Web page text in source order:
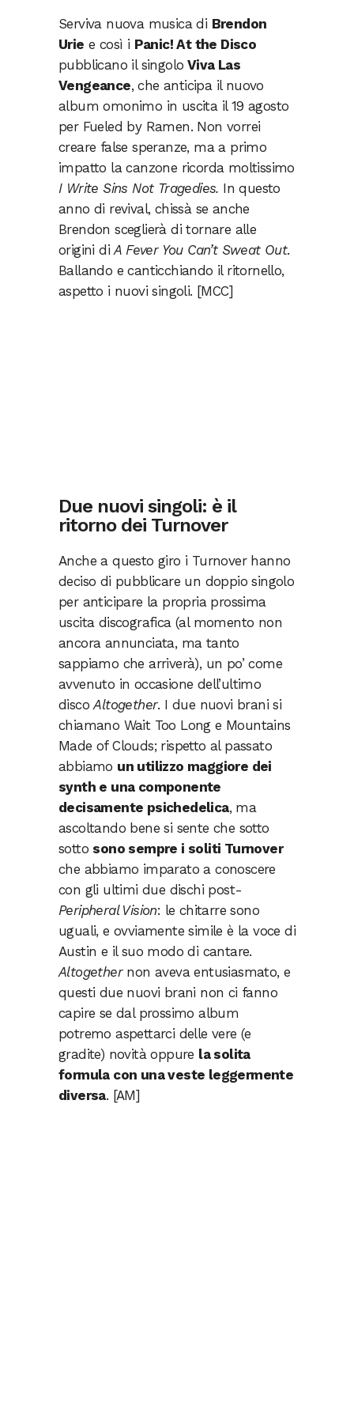
Serviva nuova musica di Brendon
Urie e così i Panic! At the Disco
pubblicano il singolo Viva Las
Vengeance, che anticipa il nuovo
album omonimo in uscita il 19 agosto
per Fueled by Ramen. Non vorrei
creare false speranze, ma a primo
impatto la canzone ricorda moltissimo
I Write Sins Not Tragedies. In questo
anno di revival, chissà se anche
Brendon sceglierà di tornare alle
origini diA Fever You Can’t Sweat Out.
Ballando e canticchiando il ritornello,
aspetto i nuovi singoli. [MCC]
Due nuovi singoli: è il
ritorno dei Turnover
Anche a questo giro i Turnover hanno
deciso di pubblicare un doppio singolo
per anticipare la propria prossima
uscita discografica (al momento non
ancora annunciata, ma tanto
sappiamo che arriverà), un po’ come
avvenuto in occasione dell’ultimo
discoAltogether. I due nuovi brani si
chiamano Wait Too Long e Mountains
Made of Clouds; rispetto al passato
abbiamo un utilizzo maggiore dei
synth e una componente
decisamente psichedelica, ma
ascoltando bene si sente che sotto
sotto sono sempre i soliti Turnover
che abbiamo imparato a conoscere
con gli ultimi due dischi post-
Peripheral Vision: le chitarre sono
uguali, e ovviamente simile è la voce di
Austin e il suo modo di cantare.
Altogethernon aveva entusiasmato, e
questi due nuovi brani non ci fanno
capire se dal prossimo album
potremo aspettarci delle vere (e
gradite) novità oppure la solita
formula con una veste leggermente
diversa. [AM]